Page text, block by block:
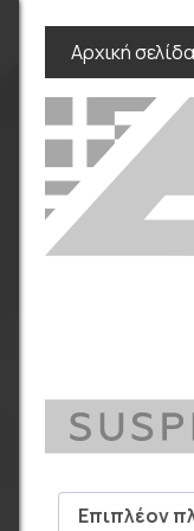
Αρχική σελίδα
Επιπλέον